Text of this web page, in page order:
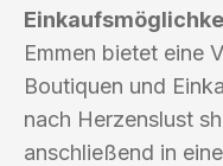
Emmen bietet eine
Boutiquen und
nach Herzenslust
anschließend in